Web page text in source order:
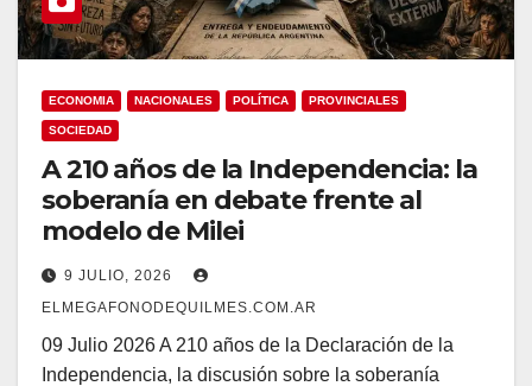
ECONOMIA NACIONALES POLÍTICA PROVINCIALES
SOCIEDAD
A 210 años de la Independencia: la
soberanía en debate frente al
modelo de Milei
9 JULIO, 2026
ELMEGAFONODEQUILMES.COM.AR
09 Julio 2026 A 210 años de la Declaración de la
Independencia, la discusión sobre la soberanía